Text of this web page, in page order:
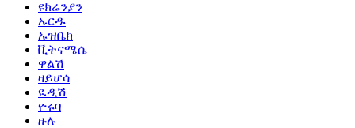
ዩክሬንያን
ኡርዱ
ኡዝቤክ
ቪትናሜሴ
ዋልሽ
ዛይሆሳ
ዪዲሽ
ዮሩባ
ዙሉ